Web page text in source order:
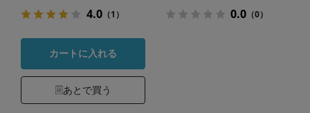
4.0（1）
カートに入れる
あとで買う
0.0（0）